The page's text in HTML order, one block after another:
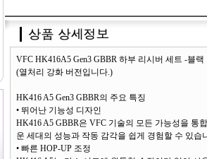
VFC HK416A5 Gen3 GBBR 하부 리시버 세트 -블랙
(열처리 강화 버전입니다.)
HK416 A5 Gen3 GBBR의 주요 특징
• 뛰어난 기능성 디자인
HK416 A5 GBBR은 VFC 기술의 모든 가능성을 통
운 세대의 성능과 작동 감각을 쉽게 경험할 수 있습
• 빠른 HOP-UP 조정